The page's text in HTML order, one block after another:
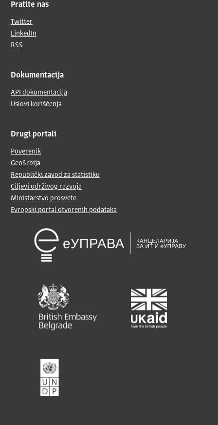
Pratite nas
Twitter
LinkedIn
RSS
Dokumentacija
API dokumentacija
Uslovi korišćenja
Drugi portali
Poverenik
GeoSrbija
Republički zavod za statistiku
Ciljevi održivog razvoja
Ministarstvo prosvete
Evropski portal otvorenih podataka